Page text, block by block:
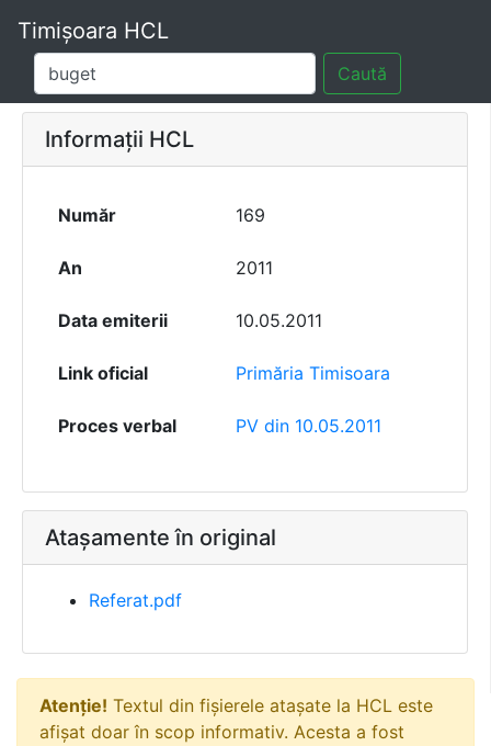
Timișoara HCL
Caută
Informații HCL
Număr 169
An 2011
Data emiterii 10.05.2011
Link oficial Primăria Timisoara
Proces verbal PV din 10.05.2011
Atașamente în original
Referat.pdf
Atenție! Textul din fișierele atașate la HCL este
afișat doar în scop informativ. Acesta a fost